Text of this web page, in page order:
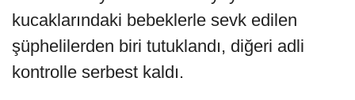
kucaklarındaki bebeklerle sevk edilen
şüphelilerden biri tutuklandı, diğeri adli
kontrolle serbest kaldı.